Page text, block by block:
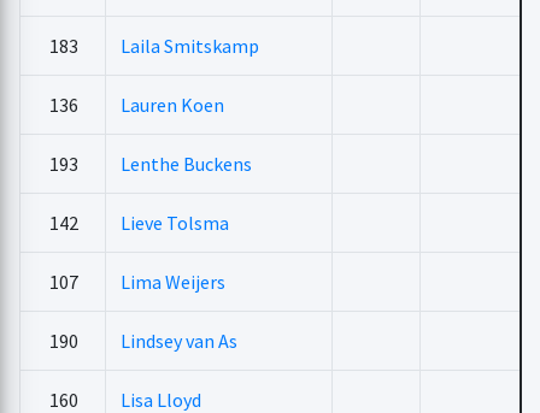
183 Laila Smitskamp
136 Lauren Koen
193 Lenthe Buckens
142 Lieve Tolsma
107 Lima Weijers
190 Lindsey van As
160 Lisa Lloyd